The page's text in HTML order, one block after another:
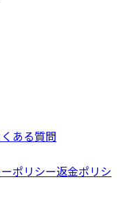
ある質問
ポリシー返金ポリシ